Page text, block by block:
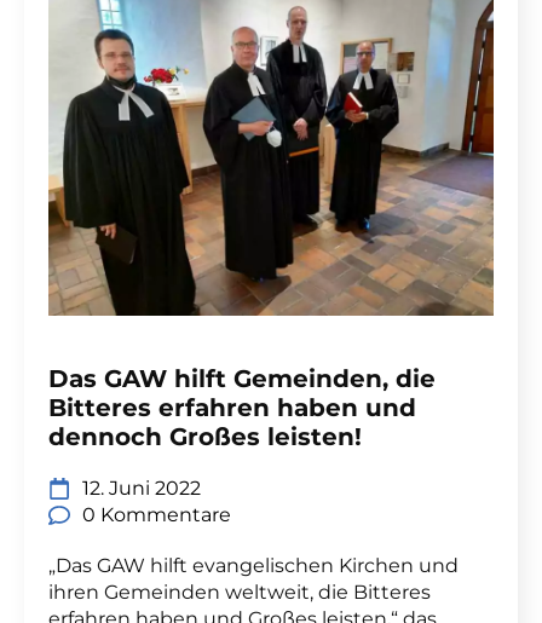
Das GAW hilft Gemeinden, die
Bitteres erfahren haben und
dennoch Großes leisten!
12. Juni 2022
0 Kommentare
„Das GAW hilft evangelischen Kirchen und
ihren Gemeinden weltweit, die Bitteres